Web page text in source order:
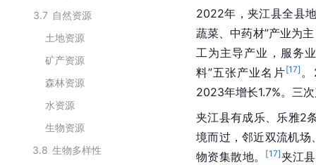
3.7 自然资源
土地资源
矿产资源
森林资源
水资源
生物资源
3.8 生物多样性
2022年，夹江县全县
蔬菜、中药材”产业为
工为主导产业，服务
料”五张产业名片[17]
2023年增长1.7%。三
夹江县有成乐、乐雅2
境而过，邻近双流机场
物资集散地。
[17]夹江